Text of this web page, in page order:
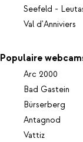
Seefeld -
Val d'Anniviers
Populaire
Arc 2000
Bad Gastein
Bürserberg
Antagnod
Vattiz